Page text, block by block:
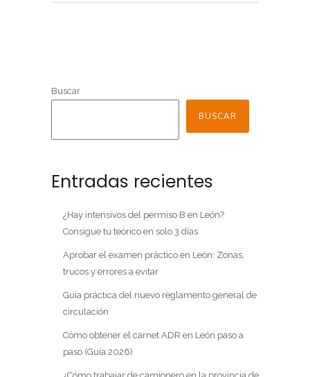
Buscar
BUSCAR
Entradas recientes
¿Hay intensivos del permiso B en León?
Consigue tu teórico en solo 3 días
Aprobar el examen práctico en León: Zonas,
trucos y errores a evitar
Guía práctica del nuevo reglamento general de
circulación
Cómo obtener el carnet ADR en León paso a
paso (Guía 2026)